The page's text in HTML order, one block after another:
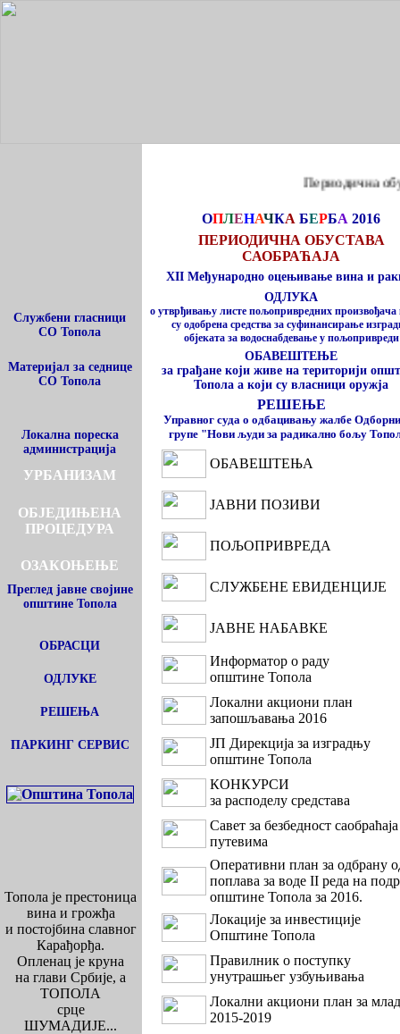
Службени гласници
СО Топола
Материјал за седнице
СО Топола
Локална пореска
администрација
УРБАНИЗАМ
ОБЈЕДИЊЕНА
ПРОЦЕДУРА
ОЗАКОЊЕЊЕ
Преглед јавне својине
општине Топола
ОБРАСЦИ
ОДЛУКЕ
РЕШЕЊА
ПАРКИНГ СЕРВИС
Топола је престоница
вина и грожђа
и постојбина славног
Карађорђа.
Опленац је круна
на глави Србије, а
ТОПОЛА
срце
ШУМАДИЈЕ...
Периодична обустава
ОПЛЕНАЧКА БЕРБА 2016
ПЕРИОДИЧНА ОБУСТАВА
САОБРАЋАЈА
XII Међународно оцењивање вина и
ОДЛУКА
o утврђивању листе пољопривредних произвођача
су одобрена средства за суфинансирање
објеката за водоснабдевање у пољопривреди
ОБАВЕШТЕЊЕ
за грађане који живе на територији
Топола а који су власници оружја
РЕШЕЊЕ
Управног суда о одбацивању жалбе
групе "Нови људи за радикално бољу
ОБАВЕШТЕЊА
ЈАВНИ ПОЗИВИ
ПОЉОПРИВРЕДА
СЛУЖБЕНЕ ЕВИДЕНЦИЈЕ
ЈАВНЕ НАБАВКЕ
Информатор о раду
општине Топола
Локални акциони план
запошљавања 2016
ЈП Дирекција за изградњу
општине Топола
КОНКУРСИ
за расподелу средстава
Савет за безбедност
путевима
Оперативни план за одбрану
поплава за воде II реда на
општине Топола за 2016.
Локације за инвестиције
Општине Топола
Правилник о поступку
унутрашњег узбуњивања
Локални акциони план за
2015-2019